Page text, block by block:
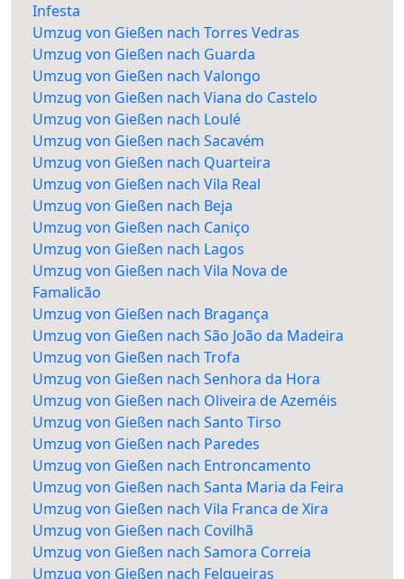
Infesta
Umzug von Gießen nach Torres Vedras
Umzug von Gießen nach Guarda
Umzug von Gießen nach Valongo
Umzug von Gießen nach Viana do Castelo
Umzug von Gießen nach Loulé
Umzug von Gießen nach Sacavém
Umzug von Gießen nach Quarteira
Umzug von Gießen nach Vila Real
Umzug von Gießen nach Beja
Umzug von Gießen nach Caniço
Umzug von Gießen nach Lagos
Umzug von Gießen nach Vila Nova de
Famalicão
Umzug von Gießen nach Bragança
Umzug von Gießen nach São João da Madeira
Umzug von Gießen nach Trofa
Umzug von Gießen nach Senhora da Hora
Umzug von Gießen nach Oliveira de Azeméis
Umzug von Gießen nach Santo Tirso
Umzug von Gießen nach Paredes
Umzug von Gießen nach Entroncamento
Umzug von Gießen nach Santa Maria da Feira
Umzug von Gießen nach Vila Franca de Xira
Umzug von Gießen nach Covilhã
Umzug von Gießen nach Samora Correia
Umzug von Gießen nach Felgueiras